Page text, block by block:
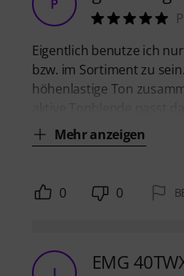
P
Eigentlich benutze ich
bzw. im Sortiment zu
höhenlastige Ton
Mehr anzeigen
0 0
EMG